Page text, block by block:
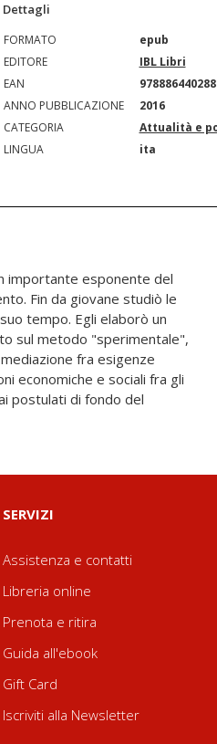
Dettagli
FORMATO
epub
EDITORE
IBL Libri
EAN
ANNO PUBBLICAZIONE
2016
CATEGORIA
Attualità e
LINGUA
ita
importante esponente del
Fin da giovane studiò le
tempo. Egli elaborò un
sul metodo "sperimentale",
fra esigenze
economiche e sociali fra gli
postulati di fondo del
maggiori, da "L'economia
e Chiesa" fino ai due scritti
"Il cittadino e lo Stato",
Presidente del Consiglio e
una acuta testimonianza
- introdotto da un saggio
SERVIZI
Assistenza e contatti
Libreria online
Prenota e ritira
Guida all'ebook
Gift Card
Iscriviti alla Newsletter